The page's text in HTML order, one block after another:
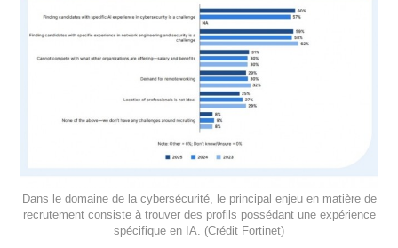
Dans le domaine de la cybersécurité, le principal enjeu en matière de
recrutement consiste à trouver des profils possédant une expérience
spécifique en IA. (Crédit Fortinet)